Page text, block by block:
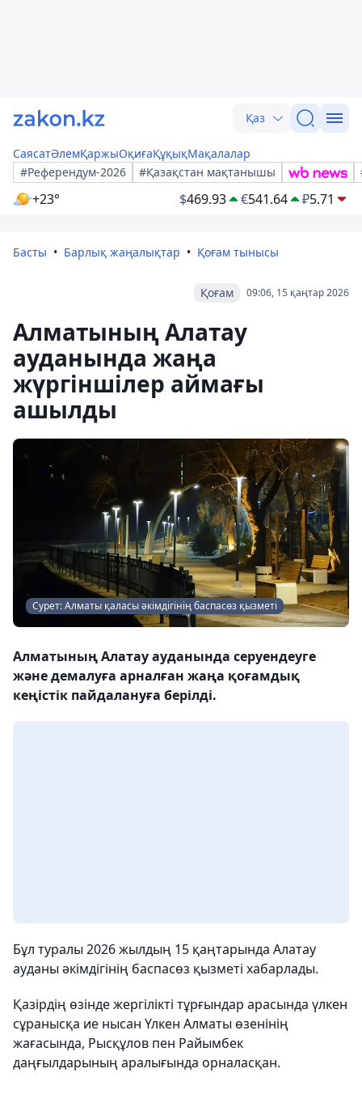
Қаз
СаясатӘлемҚаржыОқиғаҚұқықМақалалар
#Референдум-2026
#Қазақстан мақтанышы
+23° $469.93 €541.64 ₽5.71
Басты Барлық жаңалықтар Қоғам тынысы
09:06, 15 қаңтар 2026
Қоғам
Алматының Алатау
ауданында жаңа
жүргіншілер аймағы
ашылды
Сурет: Алматы қаласы әкімдігінің баспасөз қызметі
Алматының Алатау ауданында серуендеуге
және демалуға арналған жаңа қоғамдық
кеңістік пайдалануға берілді.
Бұл туралы 2026 жылдың 15 қаңтарында Алатау
ауданы әкімдігінің баспасөз қызметі хабарлады.
Қазірдің өзінде жергілікті тұрғындар арасында үлкен
сұранысқа ие нысан Үлкен Алматы өзенінің
жағасында, Рысқұлов пен Райымбек
даңғылдарының аралығында орналасқан.